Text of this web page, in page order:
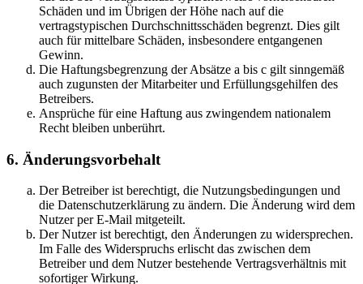
Schäden und im Übrigen der Höhe nach auf die
vertragstypischen Durchschnittsschäden begrenzt. Dies gilt
auch für mittelbare Schäden, insbesondere entgangenen
Gewinn.
Die Haftungsbegrenzung der Absätze a bis c gilt sinngemäß
auch zugunsten der Mitarbeiter und Erfüllungsgehilfen des
Betreibers.
Ansprüche für eine Haftung aus zwingendem nationalem
Recht bleiben unberührt.
6. Änderungsvorbehalt
Der Betreiber ist berechtigt, die Nutzungsbedingungen und
die Datenschutzerklärung zu ändern. Die Änderung wird dem
Nutzer per E-Mail mitgeteilt.
Der Nutzer ist berechtigt, den Änderungen zu widersprechen.
Im Falle des Widerspruchs erlischt das zwischen dem
Betreiber und dem Nutzer bestehende Vertragsverhältnis mit
sofortiger Wirkung.